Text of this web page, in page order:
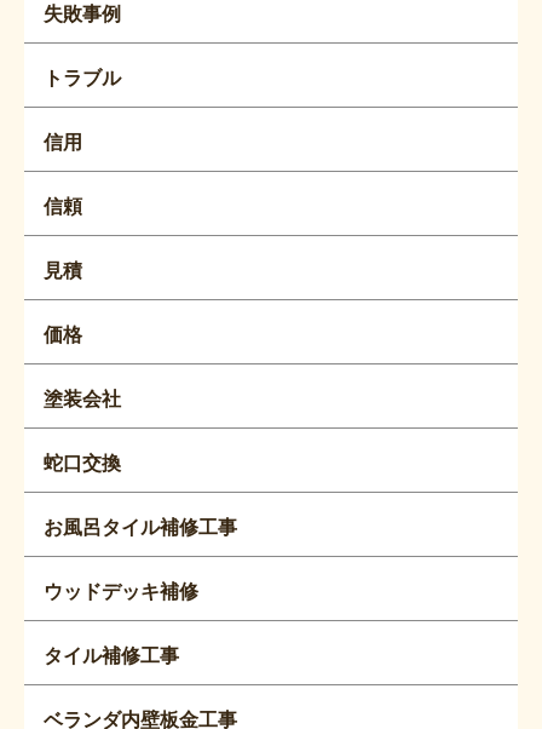
失敗事例
トラブル
信用
信頼
見積
価格
塗装会社
蛇口交換
お風呂タイル補修工事
ウッドデッキ補修
タイル補修工事
ベランダ内壁板金工事